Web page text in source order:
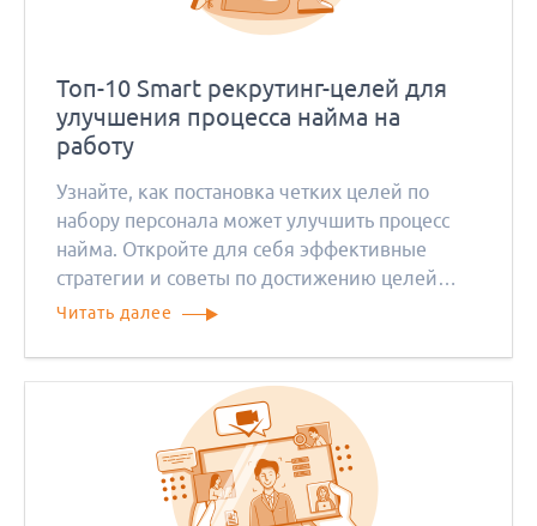
Топ-10 Smart рекрутинг-целей для
улучшения процесса найма на
работу
Узнайте, как постановка четких целей по
набору персонала может улучшить процесс
найма. Откройте для себя эффективные
стратегии и советы по достижению целей
найма.
Читать далее